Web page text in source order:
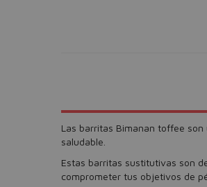
Las barritas Bimanan toffee
saludable.
Estas barritas sustitutivas son
comprometer tus objetivos de